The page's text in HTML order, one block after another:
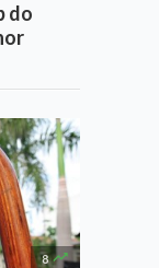
do
8 